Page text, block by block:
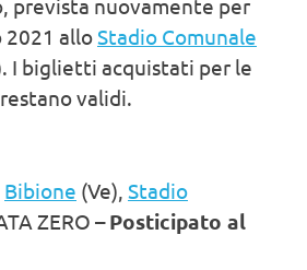
prevista nuovamente per
2021 alloStadio Comunale
I biglietti acquistati per le
validi.
Bibione (Ve), Stadio
ZERO –Posticipato al